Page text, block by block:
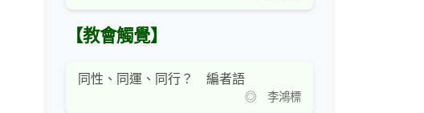
【教會觸覺】
同性、同運、同行？ 編者語
◎ 李鴻標